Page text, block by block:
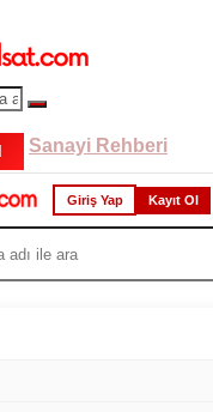
Sanayi Rehberi
Giriş Yap Kayıt Ol